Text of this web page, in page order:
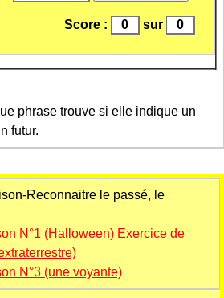
Score : sur
phrase trouve si elle indique un
futur.
Reconnaitre le passé, le
N°1 (Halloween) Exercice de
N°3 (une voyante)